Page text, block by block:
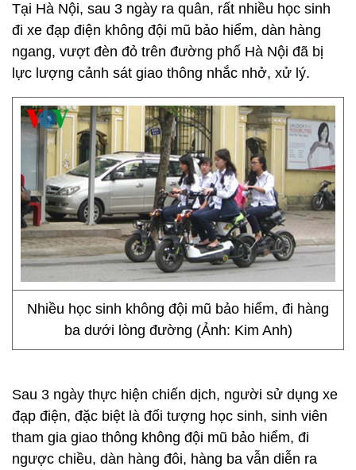
Tại Hà Nội, sau 3 ngày ra quân, rất nhiều học sinh
đi xe đạp điện không đội mũ bảo hiểm, dàn hàng
ngang, vượt đèn đỏ trên đường phố Hà Nội đã bị
lực lượng cảnh sát giao thông nhắc nhở, xử lý.
Nhiều học sinh không đội mũ bảo hiểm, đi hàng
ba dưới lòng đường (Ảnh: Kim Anh)
Sau 3 ngày thực hiện chiến dịch, người sử dụng xe
đạp điện, đặc biệt là đối tượng học sinh, sinh viên
tham gia giao thông không đội mũ bảo hiểm, đi
ngược chiều, dàn hàng đôi, hàng ba vẫn diễn ra